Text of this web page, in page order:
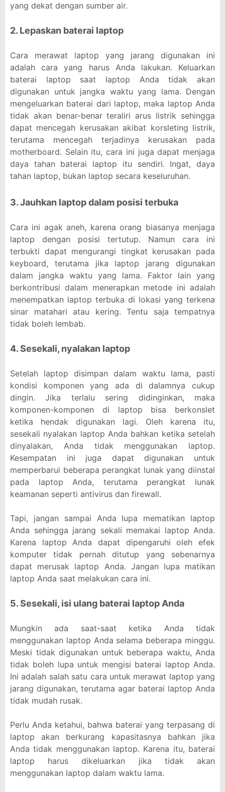
yang dekat dengan sumber air.
2. Lepaskan baterai laptop
Cara merawat laptop yang jarang digunakan ini
adalah cara yang harus Anda lakukan. Keluarkan
baterai laptop saat laptop Anda tidak akan
digunakan untuk jangka waktu yang lama. Dengan
mengeluarkan baterai dari laptop, maka laptop Anda
tidak akan benar-benar teraliri arus listrik sehingga
dapat mencegah kerusakan akibat korsleting listrik,
terutama mencegah terjadinya kerusakan pada
motherboard. Selain itu, cara ini juga dapat menjaga
daya tahan baterai laptop itu sendiri. Ingat, daya
tahan laptop, bukan laptop secara keseluruhan.
3. Jauhkan laptop dalam posisi terbuka
Cara ini agak aneh, karena orang biasanya menjaga
laptop dengan posisi tertutup. Namun cara ini
terbukti dapat mengurangi tingkat kerusakan pada
keyboard, terutama jika laptop jarang digunakan
dalam jangka waktu yang lama. Faktor lain yang
berkontribusi dalam menerapkan metode ini adalah
menempatkan laptop terbuka di lokasi yang terkena
sinar matahari atau kering. Tentu saja tempatnya
tidak boleh lembab.
4. Sesekali, nyalakan laptop
Setelah laptop disimpan dalam waktu lama, pasti
kondisi komponen yang ada di dalamnya cukup
dingin. Jika terlalu sering didinginkan, maka
komponen-komponen di laptop bisa berkonslet
ketika hendak digunakan lagi. Oleh karena itu,
sesekali nyalakan laptop Anda bahkan ketika setelah
dinyalakan, Anda tidak menggunakan laptop.
Kesempatan ini juga dapat digunakan untuk
memperbarui beberapa perangkat lunak yang diinstal
pada laptop Anda, terutama perangkat lunak
keamanan seperti antivirus dan firewall.
Tapi, jangan sampai Anda lupa mematikan laptop
Anda sehingga jarang sekali memakai laptop Anda.
Karena laptop Anda dapat dipengaruhi oleh efek
komputer tidak pernah ditutup yang sebenarnya
dapat merusak laptop Anda. Jangan lupa matikan
laptop Anda saat melakukan cara ini.
5. Sesekali, isi ulang baterai laptop Anda
Mungkin ada saat-saat ketika Anda tidak
menggunakan laptop Anda selama beberapa minggu.
Meski tidak digunakan untuk beberapa waktu, Anda
tidak boleh lupa untuk mengisi baterai laptop Anda.
Ini adalah salah satu cara untuk merawat laptop yang
jarang digunakan, terutama agar baterai laptop Anda
tidak mudah rusak.
Perlu Anda ketahui, bahwa baterai yang terpasang di
laptop akan berkurang kapasitasnya bahkan jika
Anda tidak menggunakan laptop. Karena itu, baterai
laptop harus dikeluarkan jika tidak akan
menggunakan laptop dalam waktu lama.